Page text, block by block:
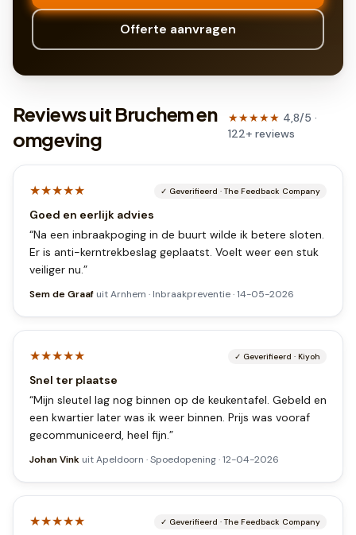
Offerte aanvragen
Reviews uit Bruchem en
omgeving
★★★★★ 4,8/5 ·
122+ reviews
★★★★★ ✓ Geverifieerd ·The Feedback Company
Goed en eerlijk advies
“Na een inbraakpoging in de buurt wilde ik betere sloten.
Er is anti-kerntrekbeslag geplaatst. Voelt weer een stuk
veiliger nu.”
Sem de Graaf uitArnhem · Inbraakpreventie·14-05-2026
★★★★★ ✓ Geverifieerd · Kiyoh
Snel ter plaatse
“Mijn sleutel lag nog binnen op de keukentafel. Gebeld en
een kwartier later was ik weer binnen. Prijs was vooraf
gecommuniceerd, heel fijn.”
Johan Vink uitApeldoorn ·Spoedopening·12-04-2026
★★★★★ ✓ Geverifieerd ·The Feedback Company